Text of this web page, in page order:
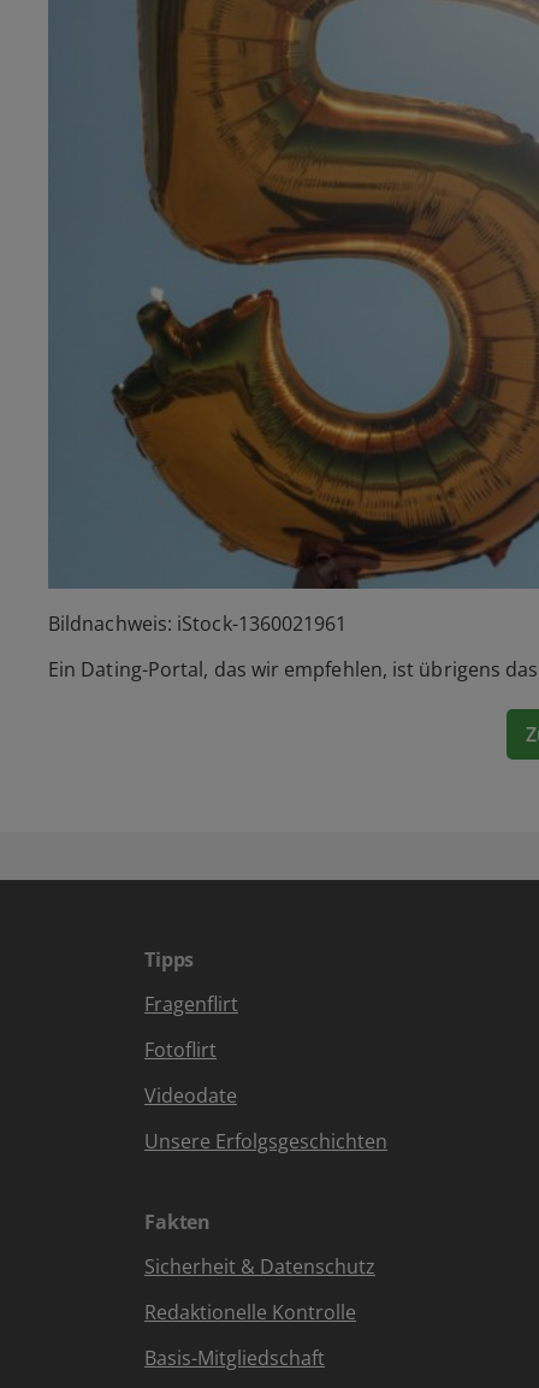
Bildnachweis: iStock-1360021961
Ein Dating-Portal, das wir empfehlen, ist übrigens
Tipps
Fragenflirt
Fotoflirt
Videodate
Unsere Erfolgsgeschichten
Fakten
Sicherheit & Datenschutz
Redaktionelle Kontrolle
Basis-Mitgliedschaft